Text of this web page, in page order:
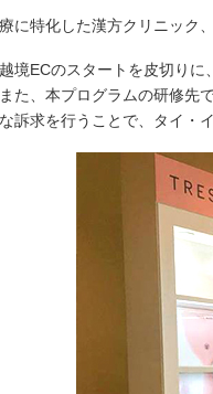
に特化した漢方クリニック
境ECのスタートを皮切り
た、本プログラムの研修先
訴求を行うことで、タイ・